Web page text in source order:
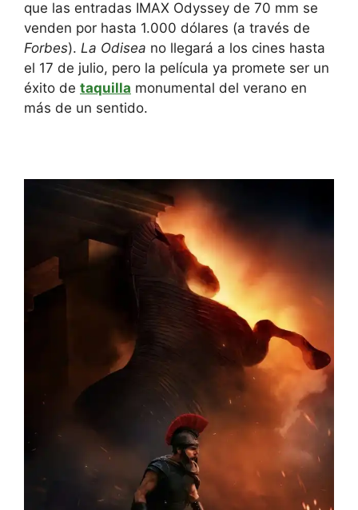
que las entradas IMAX Odyssey de 70 mm se
venden por hasta 1.000 dólares (a través de
Forbes). La Odisea no llegará a los cines hasta
el 17 de julio, pero la película ya promete ser un
éxito de taquilla monumental del verano en
más de un sentido.